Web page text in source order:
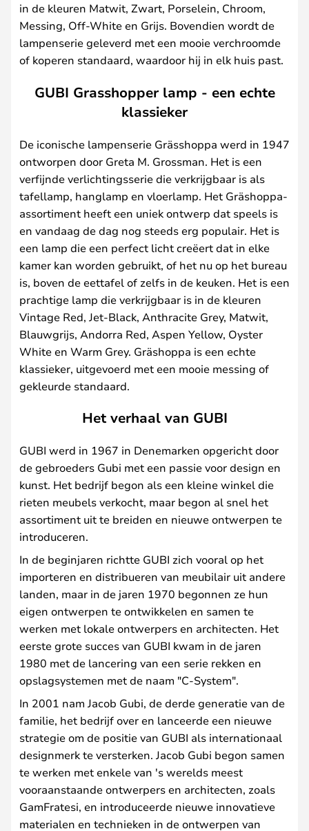
in de kleuren Matwit, Zwart, Porselein, Chroom,
Messing, Off-White en Grijs. Bovendien wordt de
lampenserie geleverd met een mooie verchroomde
of koperen standaard, waardoor hij in elk huis past.
GUBI Grasshopper lamp - een echte
klassieker
De iconische lampenserie Grässhoppa werd in 1947
ontworpen door Greta M. Grossman. Het is een
verfijnde verlichtingsserie die verkrijgbaar is als
tafellamp, hanglamp en vloerlamp. Het Gräshoppa-
assortiment heeft een uniek ontwerp dat speels is
en vandaag de dag nog steeds erg populair. Het is
een lamp die een perfect licht creëert dat in elke
kamer kan worden gebruikt, of het nu op het bureau
is, boven de eettafel of zelfs in de keuken. Het is een
prachtige lamp die verkrijgbaar is in de kleuren
Vintage Red, Jet-Black, Anthracite Grey, Matwit,
Blauwgrijs, Andorra Red, Aspen Yellow, Oyster
White en Warm Grey. Gräshoppa is een echte
klassieker, uitgevoerd met een mooie messing of
gekleurde standaard.
Het verhaal van GUBI
GUBI werd in 1967 in Denemarken opgericht door
de gebroeders Gubi met een passie voor design en
kunst. Het bedrijf begon als een kleine winkel die
rieten meubels verkocht, maar begon al snel het
assortiment uit te breiden en nieuwe ontwerpen te
introduceren.
In de beginjaren richtte GUBI zich vooral op het
importeren en distribueren van meubilair uit andere
landen, maar in de jaren 1970 begonnen ze hun
eigen ontwerpen te ontwikkelen en samen te
werken met lokale ontwerpers en architecten. Het
eerste grote succes van GUBI kwam in de jaren
1980 met de lancering van een serie rekken en
opslagsystemen met de naam "C-System".
In 2001 nam Jacob Gubi, de derde generatie van de
familie, het bedrijf over en lanceerde een nieuwe
strategie om de positie van GUBI als internationaal
designmerk te versterken. Jacob Gubi begon samen
te werken met enkele van 's werelds meest
vooraanstaande ontwerpers en architecten, zoals
GamFratesi, en introduceerde nieuwe innovatieve
materialen en technieken in de ontwerpen van